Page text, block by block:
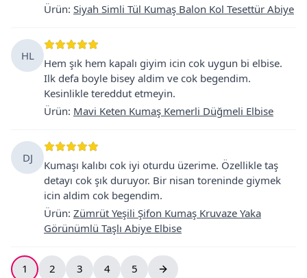
Ürün: Siyah Simli Tül Kumaş Balon Kol Tesettür Abiye
HL
Hem şık hem kapalı giyim icin cok uygun bi elbise.
Ilk defa boyle bisey aldim ve cok begendim.
Kesinlikle tereddut etmeyin.
Ürün: Mavi Keten Kumaş Kemerli Düğmeli Elbise
DJ
Kumaşı kalıbı cok iyi oturdu üzerime. Özellikle taş
detayı cok şık duruyor. Bir nisan toreninde giymek
icin aldim cok begendim.
Ürün: Zümrüt Yeşili Şifon Kumaş Kruvaze Yaka
Görünümlü Taşlı Abiye Elbise
1 2 3 4 5